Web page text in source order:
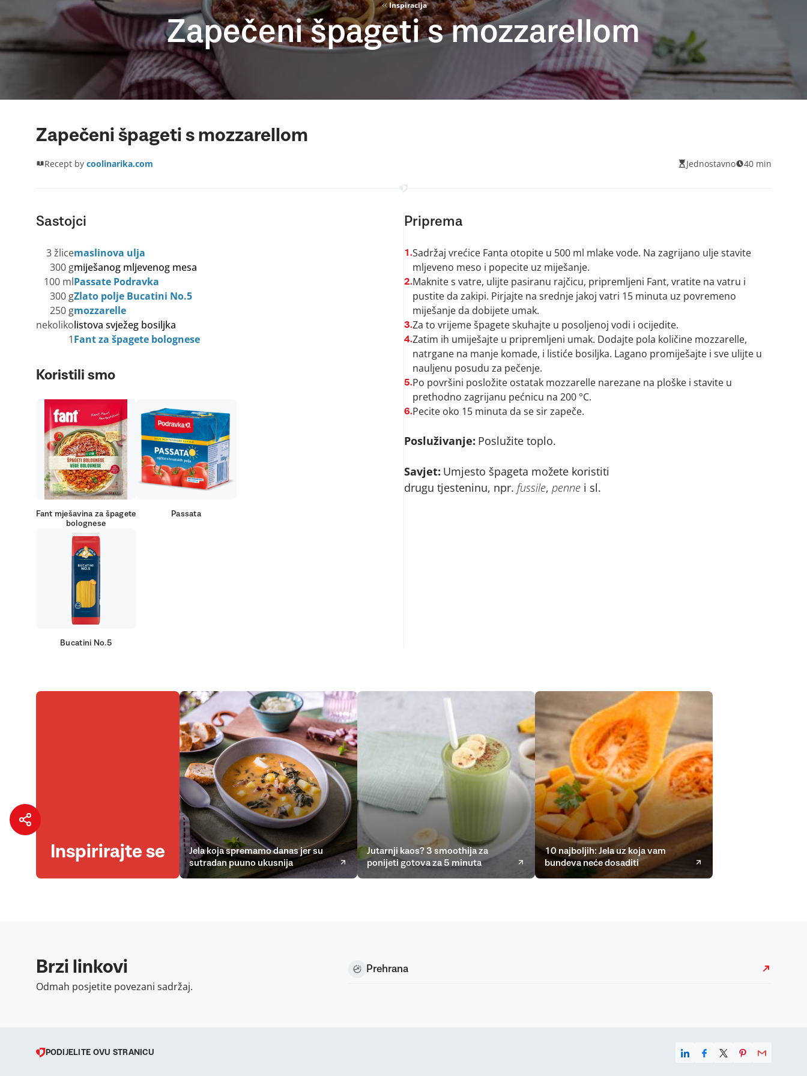
Inspiracija
Zapečeni špageti s mozzarellom
Zapečeni špageti s mozzarellom
Recept by coolinarika.com Jednostavno 40 min
Sastojci
3 žlicemaslinova ulja
300 gmiješanog mljevenog mesa
100 mlPassate Podravka
300 gZlato polje Bucatini No.5
250 gmozzarelle
nekolikolistova svježeg bosiljka
1Fant za špagete bolognese
Koristili smo
Fant mješavina za špagete
bolognese
Passata
Bucatini No.5
Priprema
1.Sadržaj vrećice Fanta otopite u 500 ml mlake vode. Na zagrijano ulje stavite
mljeveno meso i popecite uz miješanje.
2.Maknite s vatre, ulijte pasiranu rajčicu, pripremljeni Fant, vratite na vatru i
pustite da zakipi. Pirjajte na srednje jakoj vatri 15 minuta uz povremeno
miješanje da dobijete umak.
3.Za to vrijeme špagete skuhajte u posoljenoj vodi i ocijedite.
4.Zatim ih umiješajte u pripremljeni umak. Dodajte pola količine mozzarelle,
natrgane na manje komade, i listiće bosiljka. Lagano promiješajte i sve ulijte u
nauljenu posudu za pečenje.
5.Po površini posložite ostatak mozzarelle narezane na ploške i stavite u
prethodno zagrijanu pećnicu na 200 °C.
6.Pecite oko 15 minuta da se sir zapeče.
Posluživanje: Poslužite toplo.
Savjet: Umjesto špageta možete koristiti
drugu tjesteninu, npr. fussile, pennei sl.
Inspirirajte se
Jela koja spremamo danas jer su
sutradan puuno ukusnija
Jutarnji kaos? 3 smoothija za
ponijeti gotova za 5 minuta
10 najboljih: Jela uz koja vam
bundeva neće dosaditi
Brzi linkovi
Odmah posjetite povezani sadržaj.
Prehrana
PODIJELITE OVU STRANICU